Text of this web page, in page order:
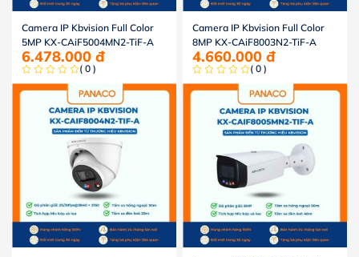
Camera IP Kbvision Full Color
5MP KX-CAiF5004MN2-TiF-A
6.478.000 đ
( 0 )
Camera IP Kbvision Full Color
8MP KX-CAiF8003N2-TiF-A
4.660.000 đ
( 0 )